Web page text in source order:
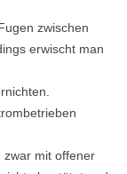
zwischen
erwischt man
zwar mit offener